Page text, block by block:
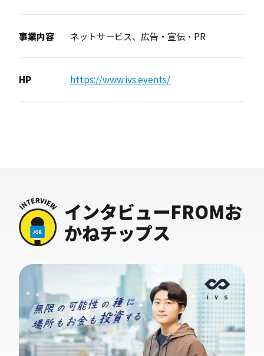
事業内容 ネットサービス、広告・宣伝・PR
HP https://www.ivs.events/
インタビューFROMお
かねチップス